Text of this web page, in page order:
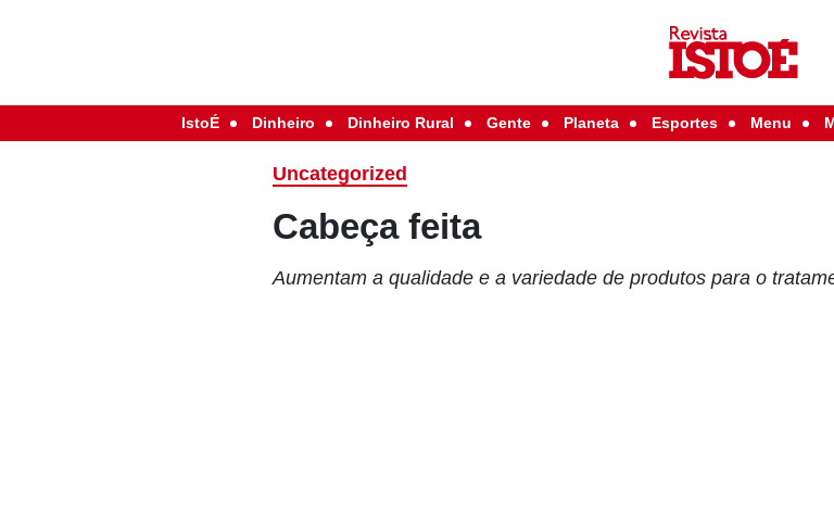
IstoÉ Dinheiro Dinheiro Rural Gente Planeta Esportes Menu
Uncategorized
Cabeça feita
Aumentam a qualidade e a variedade de produtos para o